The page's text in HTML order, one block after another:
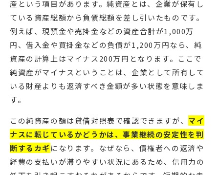
産という項目があります。純資産とは、企業が保有し
ている資産総額から負債総額を差し引いたものです。
例えば、現預金や売掛金などの資産合計が1,000万
円、借入金や買掛金などの負債が1,200万円なら、純
資産の計算上はマイナス200万円となります。ここで
純資産がマイナスということは、企業として所有して
いる財産よりも返済すべき金額が多い状態を意味しま
す。
この純資産の額は貸借対照表で確認できますが、 マイ
ナスに転じているかどうかは、事業継続の安定性を判
断するカギになります。なぜなら、債権者への返済や
経費の支払いが滞りやすい状況にあるため、信用力の